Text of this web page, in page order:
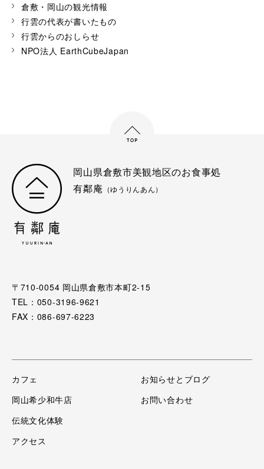
倉敷・岡山の観光情報
行雲の代表が書いたもの
行雲からのおしらせ
NPO法人 EarthCubeJapan
岡山県倉敷市美観地区のお食事処
有鄰庵 （ゆうりんあん）
〒710-0054 岡山県倉敷市本町2-15
TEL：050-3196-9621
FAX：086-697-6223
カフェ
岡山希少和牛店
伝統文化体験
アクセス
お知らせとブログ
お問い合わせ